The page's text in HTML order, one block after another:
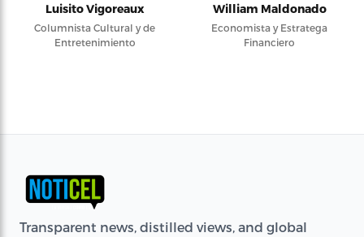
Luisito Vigoreaux
Columnista Cultural y de
Entretenimiento
William Maldonado
Economista y Estratega
Financiero
Transparent news, distilled views, and global